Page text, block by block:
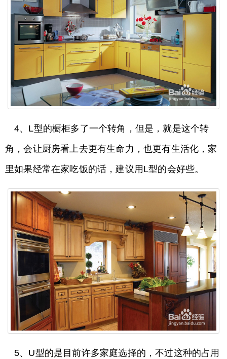
4、L型的橱柜多了一个转角，但是，就是这个转
角，会让厨房看上去更有生命力，也更有生活化，家
里如果经常在家吃饭的话，建议用L型的会好些。
5、U型的是目前许多家庭选择的，不过这种的占用